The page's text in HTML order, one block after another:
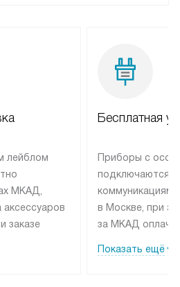
лейблом
МКАД,
заказе
Бесплатная
Приборы с
подключаются к
коммуникациям
в Москве, при
за МКАД
партнера
Показать ещё